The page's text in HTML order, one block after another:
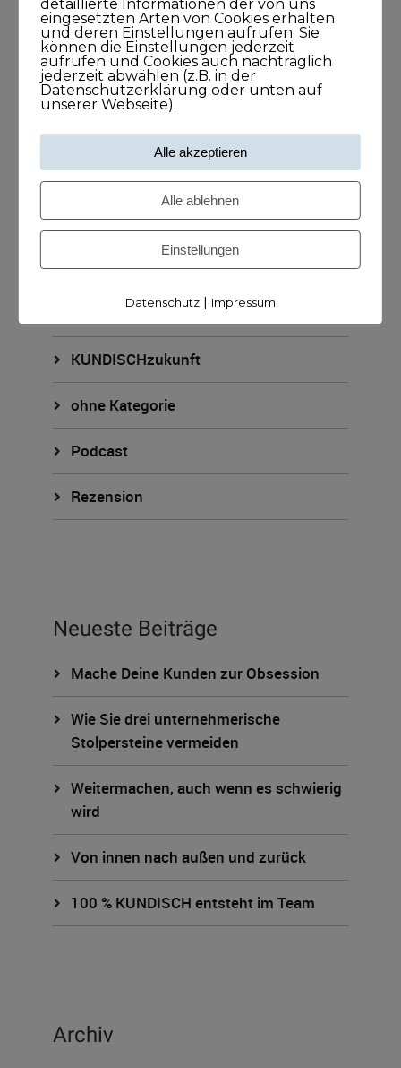
KUNDISCHimpuls
KUNDISCHkonkret
KUNDISCHleben
KUNDISCHpositioniert
KUNDISCHstory
KUNDISCHstrategie
KUNDISCHverkauf
KUNDISCHzukunft
ohne Kategorie
Podcast
Rezension
Neueste Beiträge
Mache Deine Kunden zur Obsession
Wie Sie drei unternehmerische
Stolpersteine vermeiden
Weitermachen, auch wenn es schwierig
wird
Von innen nach außen und zurück
100 % KUNDISCH entsteht im Team
Archiv
detaillierte Informationen der von uns
eingesetzten Arten von Cookies erhalten
und deren Einstellungen aufrufen. Sie
können die Einstellungen jederzeit
aufrufen und Cookies auch nachträglich
jederzeit abwählen (z.B. in der
Datenschutzerklärung oder unten auf
unserer Webseite).
Alle akzeptieren
Alle ablehnen
Einstellungen
Datenschutz| Impressum